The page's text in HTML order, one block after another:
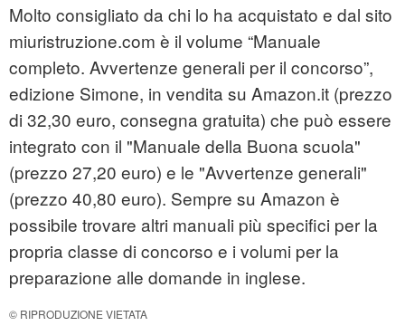
Molto consigliato da chi lo ha acquistato e dal sito
miuristruzione.com è il volume “Manuale
completo. Avvertenze generali per il concorso”,
edizione Simone, in vendita su Amazon.it (prezzo
di 32,30 euro, consegna gratuita) che può essere
integrato con il "Manuale della Buona scuola"
(prezzo 27,20 euro) e le "Avvertenze generali"
(prezzo 40,80 euro). Sempre su Amazon è
possibile trovare altri manuali più specifici per la
propria classe di concorso e i volumi per la
preparazione alle domande in inglese.
© RIPRODUZIONE VIETATA